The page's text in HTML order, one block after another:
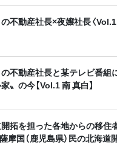
不動産社長×夜嬢社長〈Vol.1
不動産社長と某テレビ番組
家〟の今【Vol.1 南 真白】
拓を担った各地からの移住
摩国（鹿児島県）民の北海道